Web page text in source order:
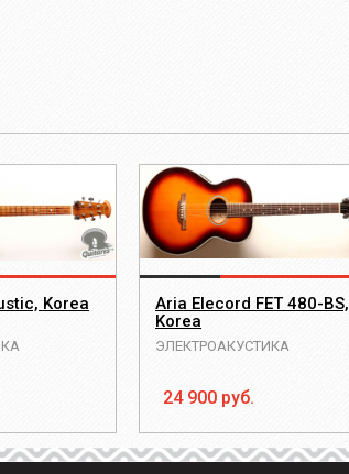
Korea
Aria Elecord FET 480-BS,
Korea
ЭЛЕКТРОАКУСТИКА
24 900 руб.